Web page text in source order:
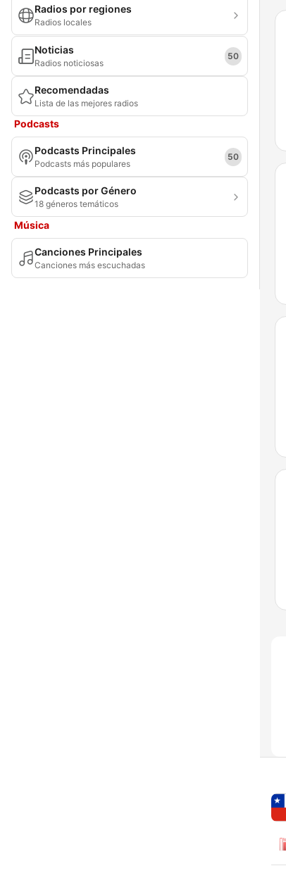
Radios por regiones
Radios locales
Noticias
Radios noticiosas
50
Recomendadas
Lista de las mejores radios
Podcasts
Podcasts Principales
Podcasts más populares
50
Podcasts por Género
18 géneros temáticos
Música
Canciones Principales
Canciones más escuchadas